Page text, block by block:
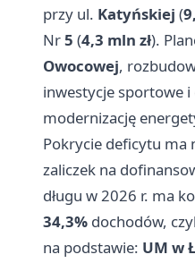
przy ul. Katyńskiej (
Nr5 (4,3 mln zł).
Owocowej,
inwestycje sportowe
modernizację
Pokrycie deficytu ma
zaliczek na
długu w 2026 r. ma
34,3% dochodów,
na podstawie: UM w